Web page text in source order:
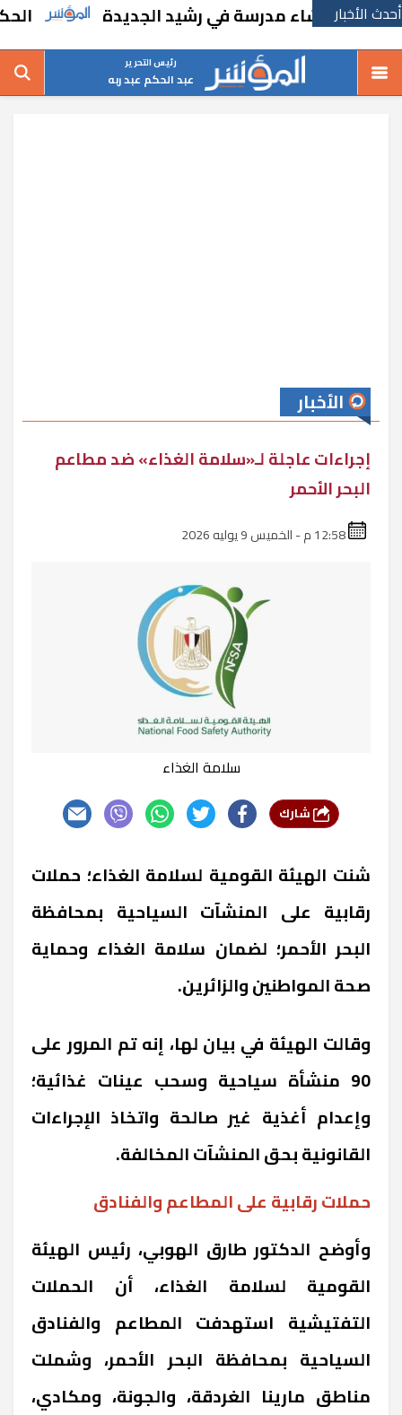
أحدث الأخباربإنشاء مدرسة في رشيد الجديدة
رئيس التحرير
عبد الحكم عبد ربه
الأخبار
إجراءات عاجلة لـ«سلامة الغذاء» ضد مطاعم
البحر الأحمر
سلامة الغذاء
شنت الهيئة القومية لسلامة الغذاء؛ حملات
رقابية على المنشآت السياحية بمحافظة
البحر الأحمر؛ لضمان سلامة الغذاء وحماية
صحة المواطنين والزائرين.
وقالت الهيئة في بيان لها، إنه تم المرور على
90 منشأة سياحية وسحب عينات غذائية؛
وإعدام أغذية غير صالحة واتخاذ الإجراءات
القانونية بحق المنشآت المخالفة.
حملات رقابية على المطاعم والفنادق
وأوضح الدكتور طارق الهوبي، رئيس الهيئة
القومية لسلامة الغذاء، أن الحملات
التفتيشية استهدفت المطاعم والفنادق
السياحية بمحافظة البحر الأحمر، وشملت
مناطق مارينا الغردقة، والجونة، ومكادي،